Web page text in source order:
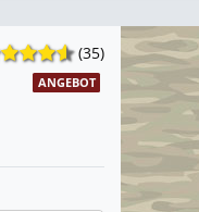
(35)
ANGEBOT